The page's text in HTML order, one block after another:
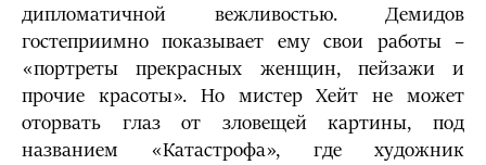
дипломатичной вежливостью. Демидов
гостеприимно показывает ему свои работы –
«портреты прекрасных женщин, пейзажи и
прочие красоты». Но мистер Хейт не может
оторвать глаз от зловещей картины, под
названием «Катастрофа», где художник